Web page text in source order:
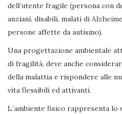
dell’utente fragile (persona con
anziani, disabili, malati di
persone affette da autismo).
Una progettazione ambientale
di fragilità, deve anche
della malattia e rispondere alle
vita flessibili ed attivanti.
L´ambiente fisico rappresenta lo